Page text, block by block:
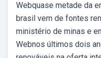
Webquase metade da
brasil vem de fontes
ministério de minas e
Webnos últimos dois